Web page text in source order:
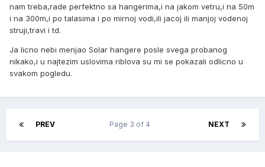
nam treba,rade perfektno sa hangerima,i na jakom vetru,i na 50m
i na 300m,i po talasima i po mirnoj vodi,ili jacoj ili manjoj vodenoj
struji,travi i td.
Ja licno nebi menjao Solar hangere posle svega probanog
nikako,i u najtezim uslovima riblova su mi se pokazali odlicno u
svakom pogledu.
PREV NEXT
Page 3 of 4